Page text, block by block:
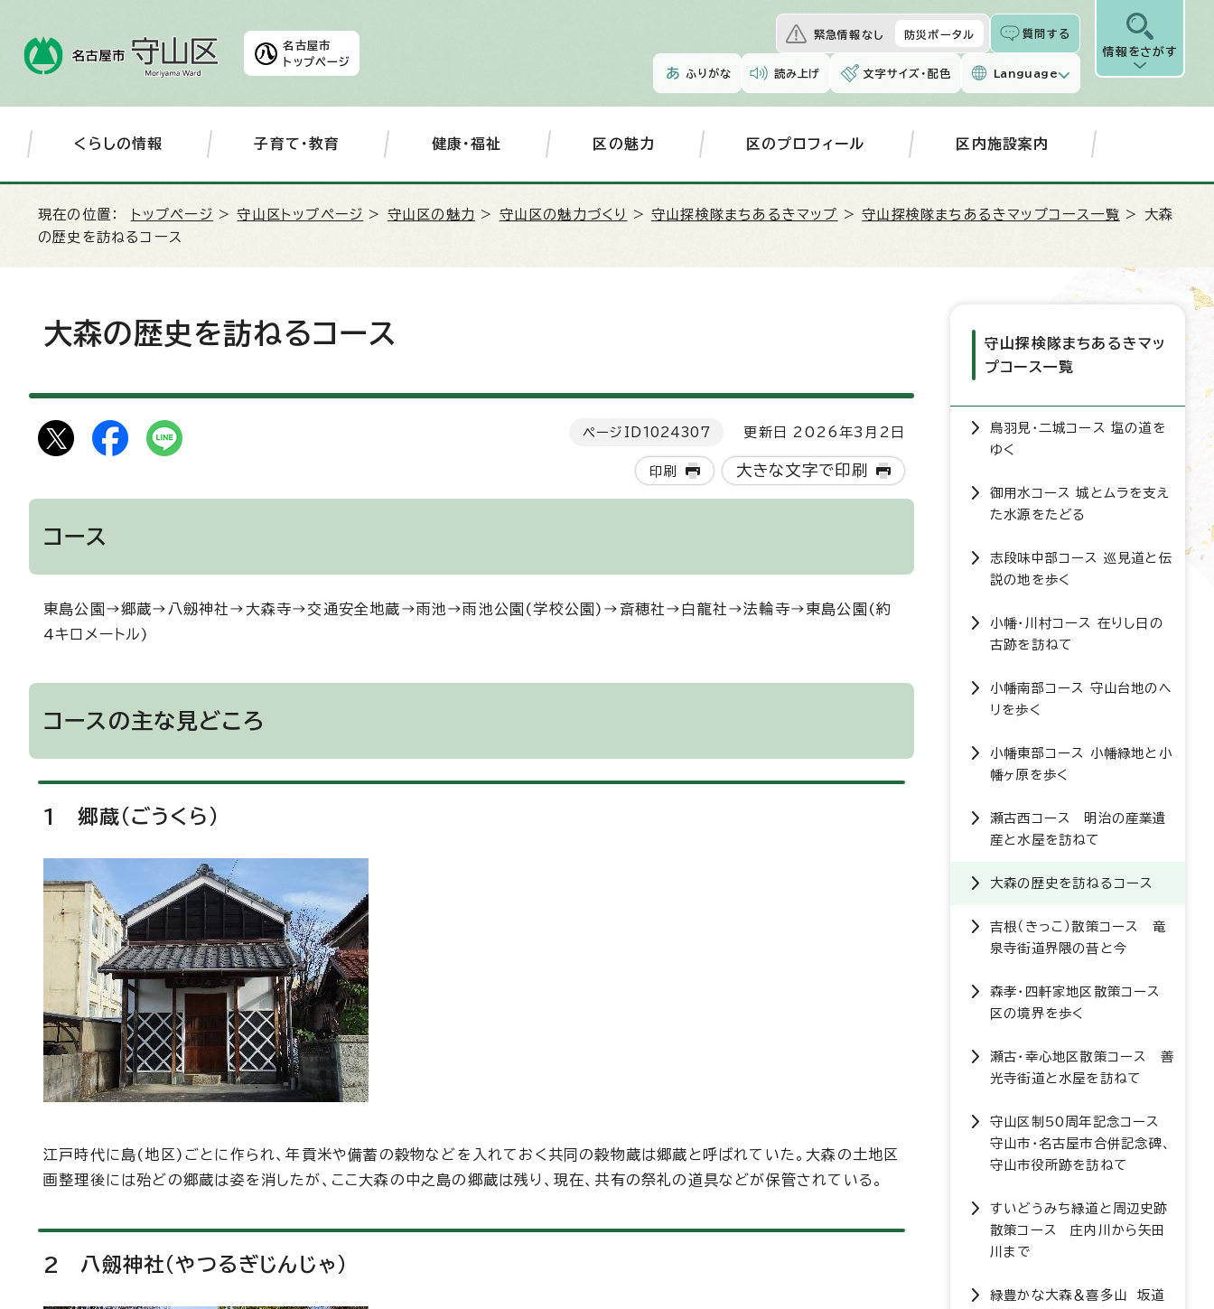
名古屋市
トップページ
緊急情報なし 防災ポータル 質問する
ふりがな 読み上げ 文字サイズ・配色 Language
情報をさがす
くらしの情報 子育て・教育 健康・福祉 区の魅力 区のプロフィール 区内施設案内
現在の位置： トップページ >守山区トップページ > 守山区の魅力 > 守山区の魅力づくり >守山探検隊まちあるきマップ >守山探検隊まちあるきマップコース一覧 > 大森
の歴史を訪ねるコース
大森の歴史を訪ねるコース
ページID 1024307 更新日 2026年3月2日
印刷 大きな文字で印刷
コース
東島公園→郷蔵→八劔神社→大森寺→交通安全地蔵→雨池→雨池公園(学校公園)→斎穂社→白龍社→法輪寺→東島公園(約
4キロメートル)
コースの主な見どころ
1 郷蔵(ごうくら)
江戸時代に島(地区)ごとに作られ、年貢米や備蓄の穀物などを入れておく共同の穀物蔵は郷蔵と呼ばれていた。大森の土地区
画整理後には殆どの郷蔵は姿を消したが、ここ大森の中之島の郷蔵は残り、現在、共有の祭礼の道具などが保管されている。
2 八劔神社(やつるぎじんじゃ)
守山探検隊まちあるきマッ
プコース一覧
鳥羽見・二城コース 塩の道を
ゆく
御用水コース 城とムラを支え
た水源をたどる
志段味中部コース 巡見道と伝
説の地を歩く
小幡・川村コース 在りし日の
古跡を訪ねて
小幡南部コース 守山台地のヘ
リを歩く
小幡東部コース 小幡緑地と小
幡ヶ原を歩く
瀬古西コース 明治の産業遺
産と水屋を訪ねて
大森の歴史を訪ねるコース
吉根（きっこ）散策コース 竜
泉寺街道界隈の昔と今
森孝・四軒家地区散策コース
区の境界を歩く
瀬古・幸心地区散策コース 善
光寺街道と水屋を訪ねて
守山区制50周年記念コース
守山市・名古屋市合併記念碑、
守山市役所跡を訪ねて
すいどうみち緑道と周辺史跡
散策コース 庄内川から矢田
川まで
緑豊かな大森＆喜多山 坂道